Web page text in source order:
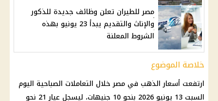
مصر للطيران تعلن وظائف جديدة للذكور
والإناث والتقديم يبدأ 23 يونيو بهذه
الشروط المعلنة
خلاصة الموضوع
ارتفعت أسعار الذهب في مصرخلال التعاملات الصباحية اليوم
السبت 13 يونيو 2026 بنحو 10 جنيهات، ليسجل
عيار 21
نحو